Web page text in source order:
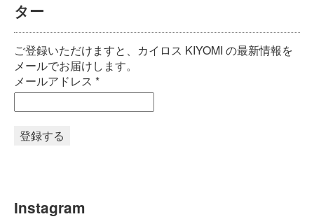
ター
ご登録いただけますと、カイロス KIYOMI の最新情報を
メールでお届けします。
メールアドレス *
Instagram